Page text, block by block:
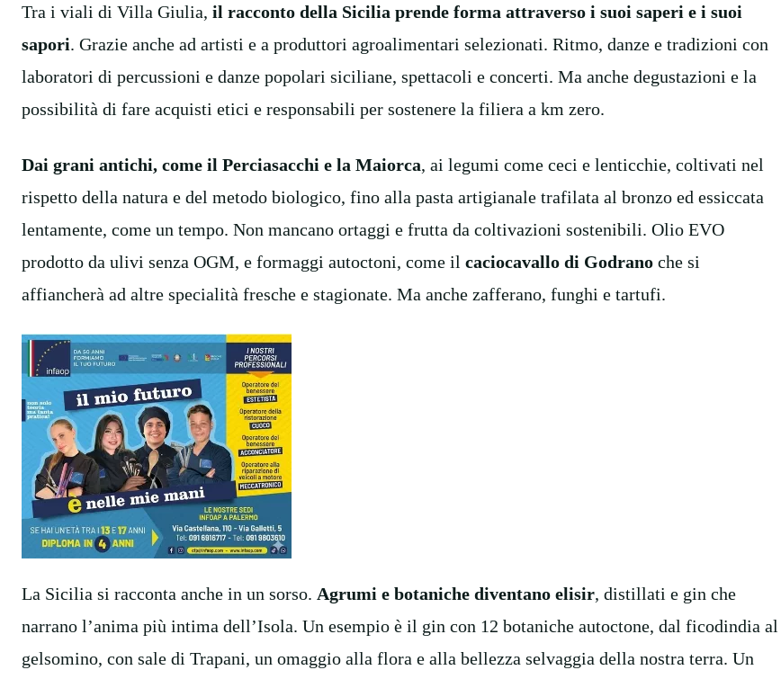
Tra i viali di Villa Giulia, il racconto della Sicilia prende forma attraverso i suoi saperi e i suoi
sapori. Grazie anche ad artisti e a produttori agroalimentari selezionati. Ritmo, danze e tradizioni con
laboratori di percussioni e danze popolari siciliane, spettacoli e concerti. Ma anche degustazioni e la
possibilità di fare acquisti etici e responsabili per sostenere la filiera a km zero.
Dai grani antichi, come il Perciasacchi e la Maiorca, ai legumi come ceci e lenticchie, coltivati nel
rispetto della natura e del metodo biologico, fino alla pasta artigianale trafilata al bronzo ed essiccata
lentamente, come un tempo. Non mancano ortaggi e frutta da coltivazioni sostenibili. Olio EVO
prodotto da ulivi senza OGM, e formaggi autoctoni, come il caciocavallo di Godrano che si
affiancherà ad altre specialità fresche e stagionate. Ma anche zafferano, funghi e tartufi.
La Sicilia si racconta anche in un sorso. Agrumi e botaniche diventano elisir, distillati e gin che
narrano l’anima più intima dell’Isola. Un esempio è il gin con 12 botaniche autoctone, dal ficodindia al
gelsomino, con sale di Trapani, un omaggio alla flora e alla bellezza selvaggia della nostra terra. Un